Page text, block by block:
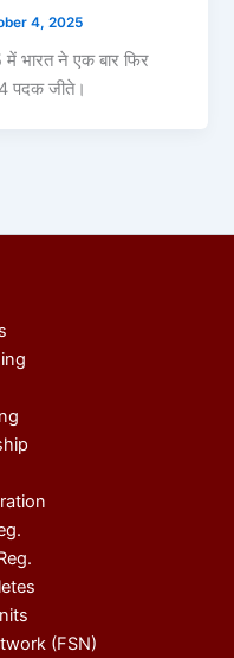
4, 2025
में भारत ने एक बार फिर
पदक जीते।
(FSN)